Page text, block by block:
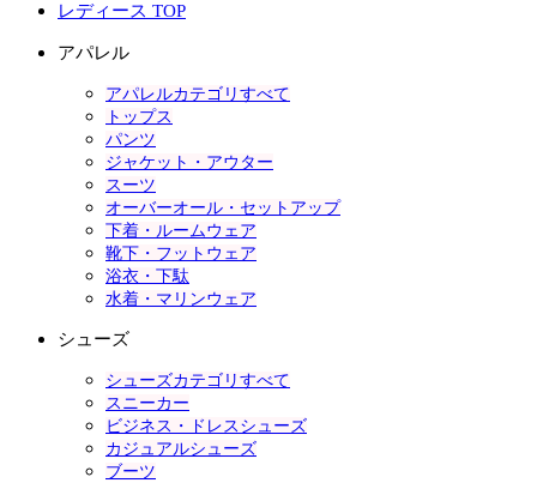
レディース TOP
アパレル
アパレルカテゴリすべて
トップス
パンツ
ジャケット・アウター
スーツ
オーバーオール・セットアップ
下着・ルームウェア
靴下・フットウェア
浴衣・下駄
水着・マリンウェア
シューズ
シューズカテゴリすべて
スニーカー
ビジネス・ドレスシューズ
カジュアルシューズ
ブーツ